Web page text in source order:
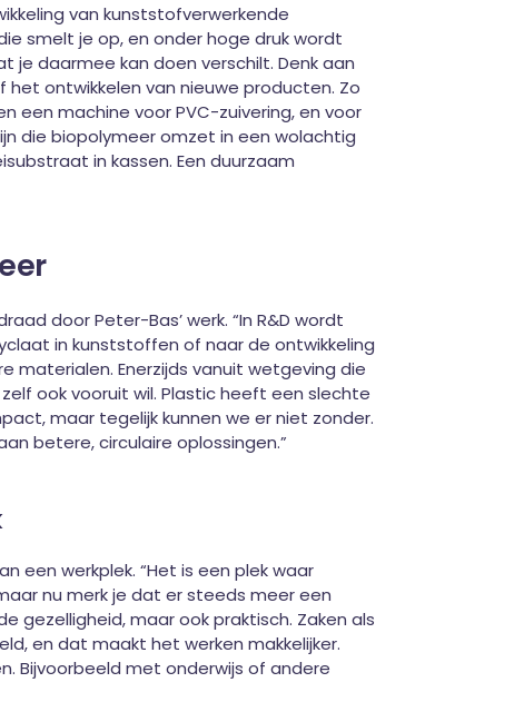
van kunststofverwerkende
smelt je op, en onder hoge druk wordt
daarmee kan doen verschilt. Denk aan
ontwikkelen van nieuwe producten. Zo
een machine voor PVC-zuivering, en voor
die biopolymeer omzet in een wolachtig
in kassen. Een duurzaam
door Peter-Bas’ werk. “In R&D wordt
in kunststoffen of naar de ontwikkeling
materialen. Enerzijds vanuit wetgeving die
ook vooruit wil. Plastic heeft een slechte
maar tegelijk kunnen we er niet zonder.
betere, circulaire oplossingen.”
een werkplek. “Het is een plek waar
nu merk je dat er steeds meer een
gezelligheid, maar ook praktisch. Zaken als
en dat maakt het werken makkelijker.
Bijvoorbeeld met onderwijs of andere